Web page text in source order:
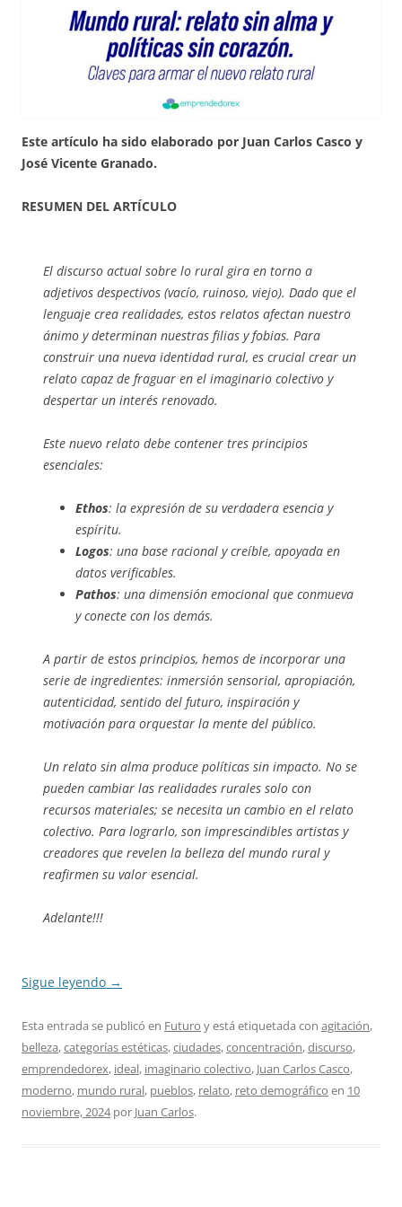
Este artículo ha sido elaborado por Juan Carlos Casco y
José Vicente Granado.
RESUMEN DEL ARTÍCULO
El discurso actual sobre lo rural gira en torno a
adjetivos despectivos (vacío, ruinoso, viejo). Dado que el
lenguaje crea realidades, estos relatos afectan nuestro
ánimo y determinan nuestras filias y fobias. Para
construir una nueva identidad rural, es crucial crear un
relato capaz de fraguar en el imaginario colectivo y
despertar un interés renovado.
Este nuevo relato debe contener tres principios
esenciales:
Ethos: la expresión de su verdadera esencia y
espíritu.
Logos: una base racional y creíble, apoyada en
datos verificables.
Pathos: una dimensión emocional que conmueva
y conecte con los demás.
A partir de estos principios, hemos de incorporar una
serie de ingredientes: inmersión sensorial, apropiación,
autenticidad, sentido del futuro, inspiración y
motivación para orquestar la mente del público.
Un relato sin alma produce políticas sin impacto. No se
pueden cambiar las realidades rurales solo con
recursos materiales; se necesita un cambio en el relato
colectivo. Para lograrlo, son imprescindibles artistas y
creadores que revelen la belleza del mundo rural y
reafirmen su valor esencial.
Adelante!!!
Sigue leyendo →
Esta entrada se publicó en Futuro y está etiquetada con agitación,
belleza,categorías estéticas,ciudades,concentración,discurso,
emprendedorex, ideal, imaginario colectivo, Juan Carlos Casco,
moderno, mundo rural, pueblos, relato, reto demográfico en 10
noviembre, 2024por Juan Carlos.